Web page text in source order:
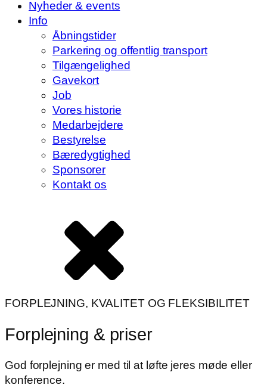
Nyheder & events
Info
Åbningstider
Parkering og offentlig transport
Tilgængelighed
Gavekort
Job
Vores historie
Medarbejdere
Bestyrelse
Bæredygtighed
Sponsorer
Kontakt os
FORPLEJNING, KVALITET OG FLEKSIBILITET
Forplejning & priser
God forplejning er med til at løfte jeres møde eller
konference.